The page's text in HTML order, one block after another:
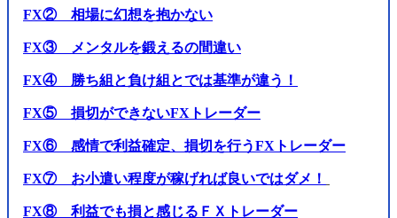
FX② 相場に幻想を抱かない
FX③ メンタルを鍛えるの間違い
FX④ 勝ち組と負け組とでは基準が違う！
FX⑤ 損切ができないFXトレーダー
FX⑥ 感情で利益確定、損切を行うFXトレーダー
FX⑦ お小遣い程度が稼げれば良いではダメ！
FX⑧ 利益でも損と感じるＦＸトレーダー